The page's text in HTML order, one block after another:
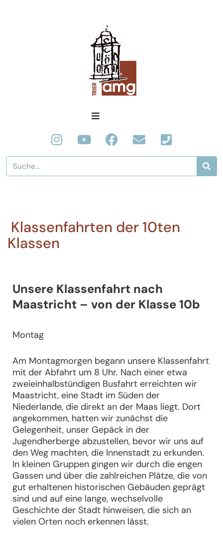
Klassenfahrten der 10ten
Klassen
Unsere Klassenfahrt nach
Maastricht – von der Klasse 10b
Montag
Am Montagmorgen begann unsere Klassenfahrt
mit der Abfahrt um 8 Uhr. Nach einer etwa
zweieinhalbstündigen Busfahrt erreichten wir
Maastricht, eine Stadt im Süden der
Niederlande, die direkt an der Maas liegt. Dort
angekommen, hatten wir zunächst die
Gelegenheit, unser Gepäck in der
Jugendherberge abzustellen, bevor wir uns auf
den Weg machten, die Innenstadt zu erkunden.
In kleinen Gruppen gingen wir durch die engen
Gassen und über die zahlreichen Plätze, die von
gut erhaltenen historischen Gebäuden geprägt
sind und auf eine lange, wechselvolle
Geschichte der Stadt hinweisen, die sich an
vielen Orten noch erkennen lässt.